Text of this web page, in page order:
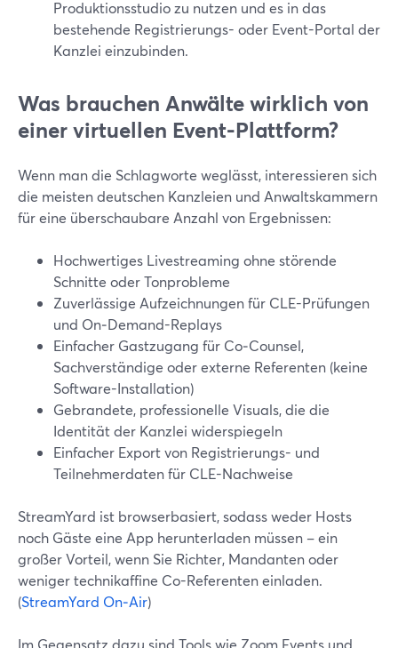
Produktionsstudio zu nutzen und es in das
bestehende Registrierungs- oder Event-Portal der
Kanzlei einzubinden.
Was brauchen Anwälte wirklich von
einer virtuellen Event-Plattform?
Wenn man die Schlagworte weglässt, interessieren sich
die meisten deutschen Kanzleien und Anwaltskammern
für eine überschaubare Anzahl von Ergebnissen:
Hochwertiges Livestreaming ohne störende
Schnitte oder Tonprobleme
Zuverlässige Aufzeichnungen für CLE-Prüfungen
und On‑Demand-Replays
Einfacher Gastzugang für Co‑Counsel,
Sachverständige oder externe Referenten (keine
Software-Installation)
Gebrandete, professionelle Visuals, die die
Identität der Kanzlei widerspiegeln
Einfacher Export von Registrierungs- und
Teilnehmerdaten für CLE-Nachweise
StreamYard ist browserbasiert, sodass weder Hosts
noch Gäste eine App herunterladen müssen – ein
großer Vorteil, wenn Sie Richter, Mandanten oder
weniger technikaffine Co-Referenten einladen.
(StreamYard On‑Air)
Im Gegensatz dazu sind Tools wie Zoom Events und